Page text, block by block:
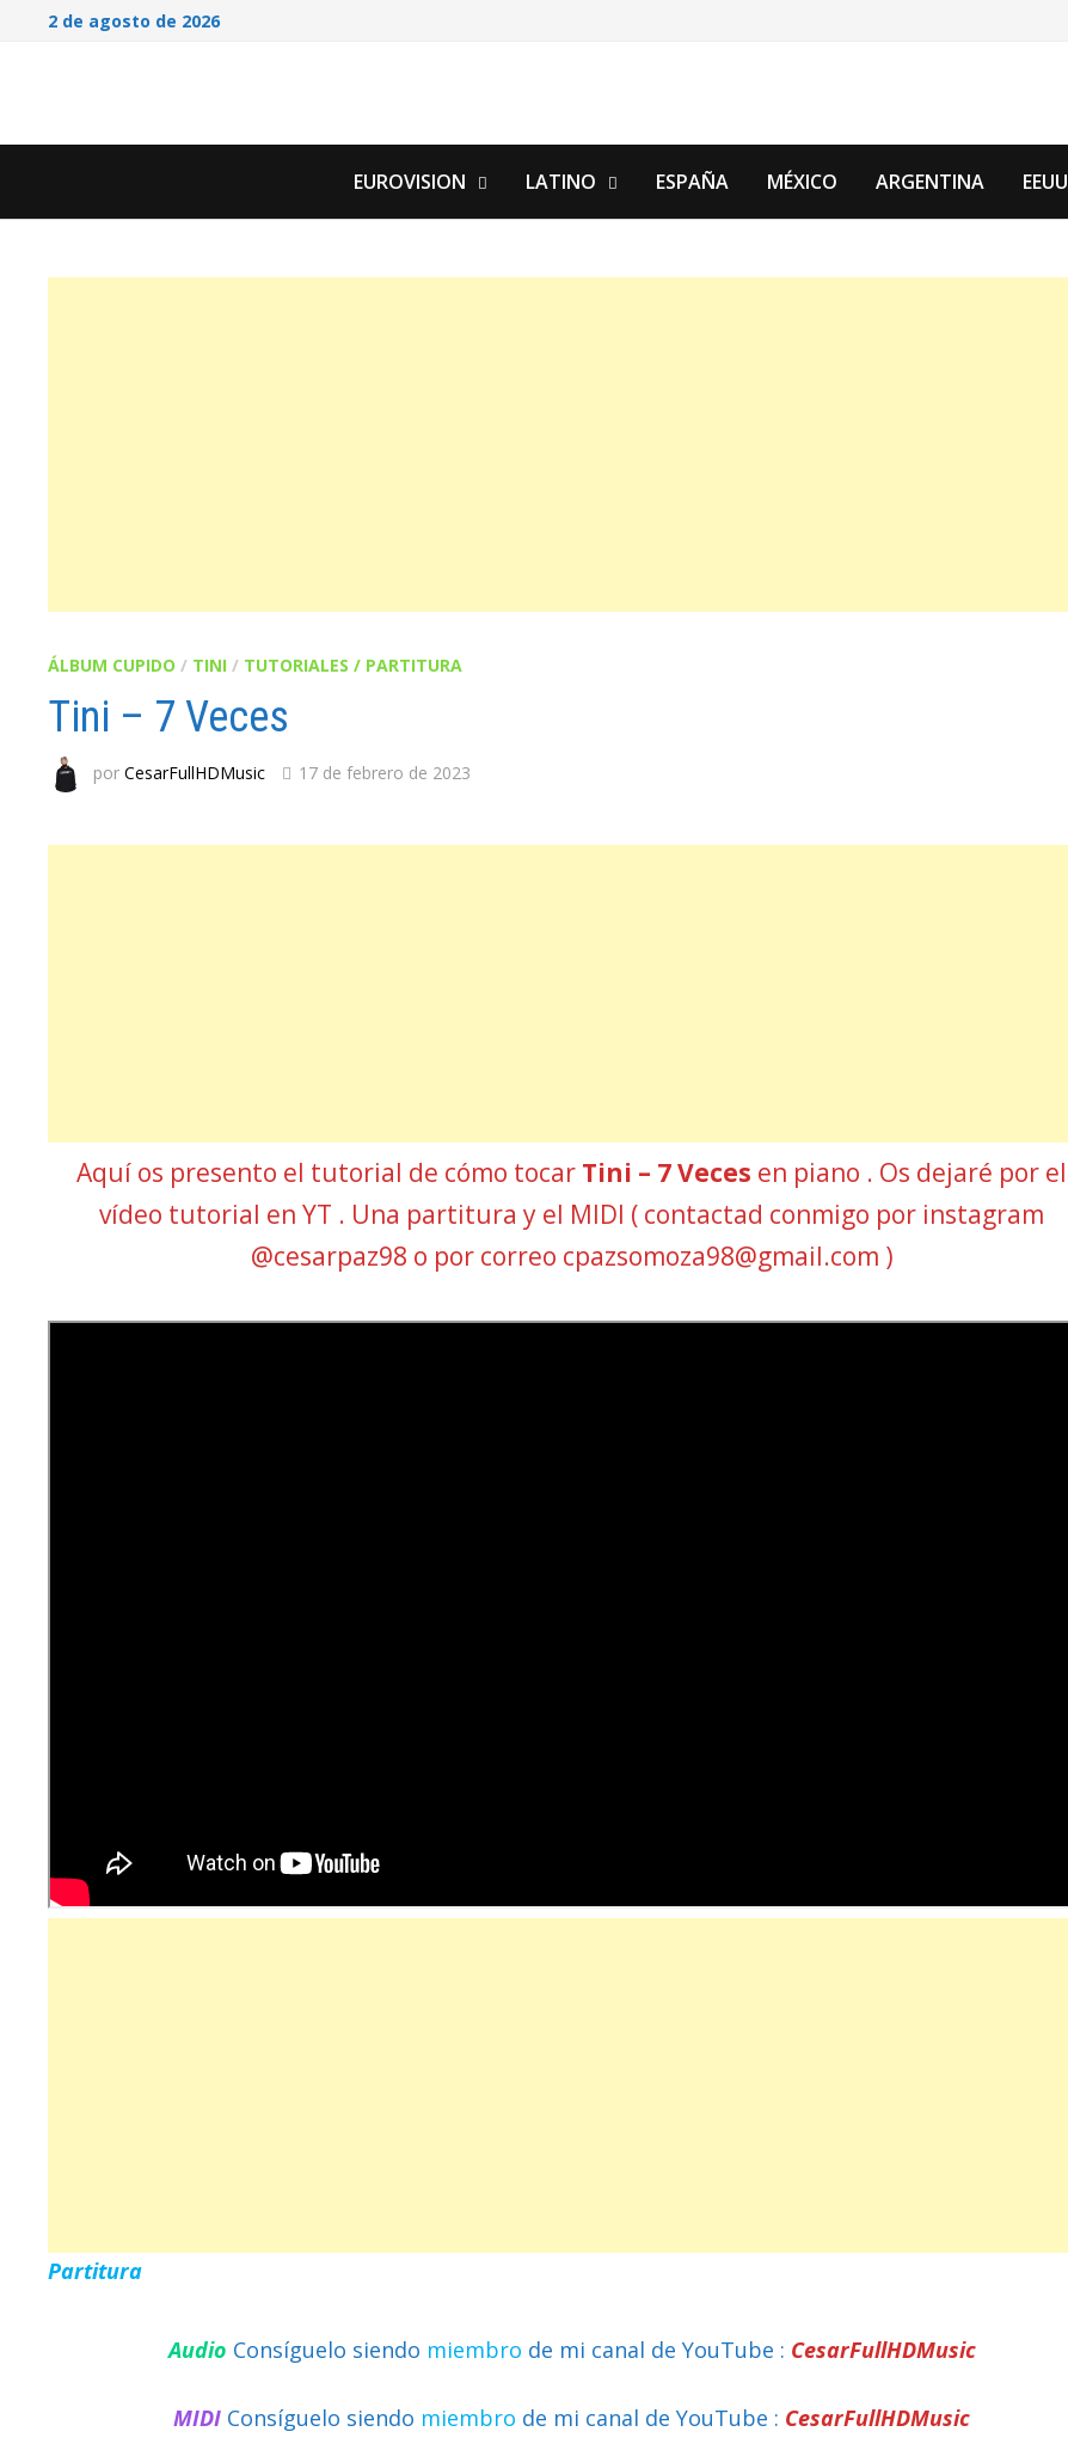
Saltar2 de agosto de 2026
EUROVISION LATINO ESPAÑA MÉXICO ARGENTINA EEUU
ÁLBUM CUPIDO / TINI / TUTORIALES / PARTITURA
Tini – 7 Veces
porCesarFullHDMusic 17 de febrero de 2023
Aquí os presento el tutorial de cómo tocar Tini – 7 Veces en piano . Os dejaré por el
vídeo tutorial en YT . Una partitura y el MIDI ( contactad conmigo por instagram
@cesarpaz98 o por correo cpazsomoza98@gmail.com )
Partitura
Audio Consíguelo siendo miembro de mi canal de YouTube : CesarFullHDMusic
MIDI Consíguelo siendo miembro de mi canal de YouTube : CesarFullHDMusic